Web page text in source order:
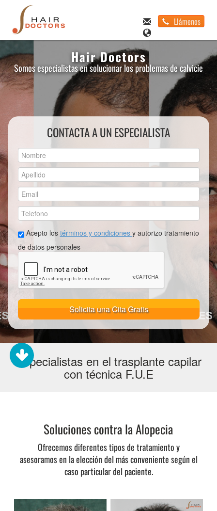
Llámenos
Hair Doctors
Somos especialistas en solucionar los problemas de calvicie
CONTACTA A UN ESPECIALISTA
Acepto los términos y condiciones y autorizo tratamiento
de datos personales
Solicita una Cita Gratis
Especialistas en el trasplante capilar
con técnica F.U.E
Soluciones contra la Alopecia
Ofrecemos diferentes tipos de tratamiento y
asesoramos en la elección del más conveniente según el
caso particular del paciente.